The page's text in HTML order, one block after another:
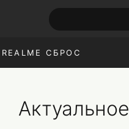
REALME СБРОС
Актуальное